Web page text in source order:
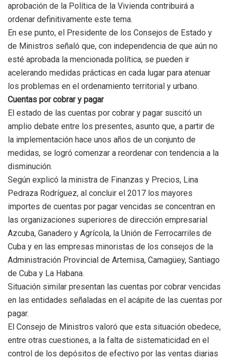
aprobación de la Política de la Vivienda contribuirá a
ordenar definitivamente este tema.
En ese punto, el Presidente de los Consejos de Estado y
de Ministros señaló que, con independencia de que aún no
esté aprobada la mencionada política, se pueden ir
acelerando medidas prácticas en cada lugar para atenuar
los problemas en el ordenamiento territorial y urbano.
Cuentas por cobrar y pagar
El estado de las cuentas por cobrar y pagar suscitó un
amplio debate entre los presentes, asunto que, a partir de
la implementación hace unos años de un conjunto de
medidas, se logró comenzar a reordenar con tendencia a la
disminución.
Según explicó la ministra de Finanzas y Precios, Lina
Pedraza Rodríguez, al concluir el 2017 los mayores
importes de cuentas por pagar vencidas se concentran en
las organizaciones superiores de dirección empresarial
Azcuba, Ganadero y Agrícola, la Unión de Ferrocarriles de
Cuba y en las empresas minoristas de los consejos de la
Administración Provincial de Artemisa, Camagüey, Santiago
de Cuba y La Habana.
Situación similar presentan las cuentas por cobrar vencidas
en las entidades señaladas en el acápite de las cuentas por
pagar.
El Consejo de Ministros valoró que esta situación obedece,
entre otras cuestiones, a la falta de sistematicidad en el
control de los depósitos de efectivo por las ventas diarias